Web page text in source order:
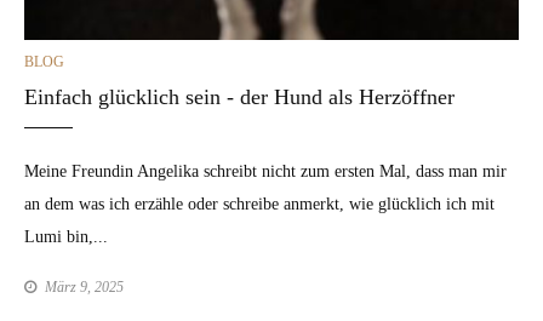
CATEGORIES
BLOG
Einfach glücklich sein - der Hund als Herzöffner
Meine Freundin Angelika schreibt nicht zum ersten Mal, dass man mir
an dem was ich erzähle oder schreibe anmerkt, wie glücklich ich mit
Lumi bin,...
März 9, 2025